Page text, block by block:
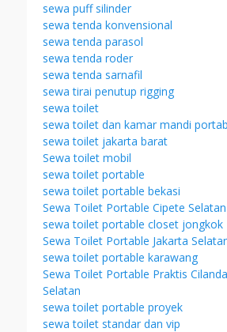
sewa puff silinder
sewa tenda konvensional
sewa tenda parasol
sewa tenda roder
sewa tenda sarnafil
sewa tirai penutup rigging
sewa toilet
sewa toilet dan kamar mandi
sewa toilet jakarta barat
Sewa toilet mobil
sewa toilet portable
sewa toilet portable bekasi
Sewa Toilet Portable Cipete
sewa toilet portable closet jongkok
Sewa Toilet Portable Jakarta
sewa toilet portable karawang
Sewa Toilet Portable Praktis
Selatan
sewa toilet portable proyek
sewa toilet standar dan vip